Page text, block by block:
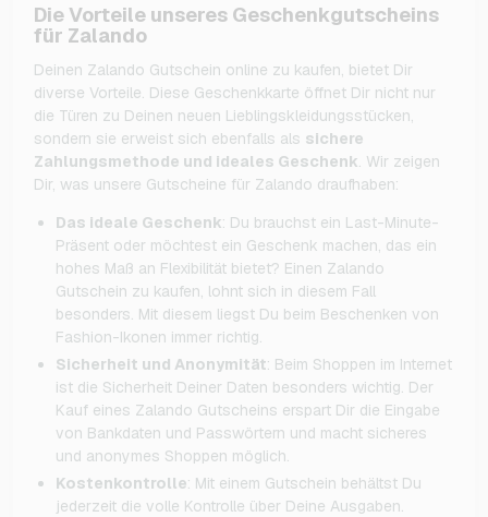
Die Vorteile unseres Geschenkgutscheins
für Zalando
Deinen Zalando Gutschein online zu kaufen, bietet Dir
diverse Vorteile. Diese Geschenkkarte öffnet Dir nicht nur
die Türen zu Deinen neuen Lieblingskleidungsstücken,
sondern sie erweist sich ebenfalls als sichere
Zahlungsmethode und ideales Geschenk. Wir zeigen
Dir, was unsere Gutscheine für Zalando draufhaben:
Das ideale Geschenk: Du brauchst ein Last-Minute-
Präsent oder möchtest ein Geschenk machen, das ein
hohes Maß an Flexibilität bietet? Einen Zalando
Gutschein zu kaufen, lohnt sich in diesem Fall
besonders. Mit diesem liegst Du beim Beschenken von
Fashion-Ikonen immer richtig.
Sicherheit und Anonymität: Beim Shoppen im Internet
ist die Sicherheit Deiner Daten besonders wichtig. Der
Kauf eines Zalando Gutscheins erspart Dir die Eingabe
von Bankdaten und Passwörtern und macht sicheres
und anonymes Shoppen möglich.
Kostenkontrolle: Mit einem Gutschein behältst Du
jederzeit die volle Kontrolle über Deine Ausgaben.